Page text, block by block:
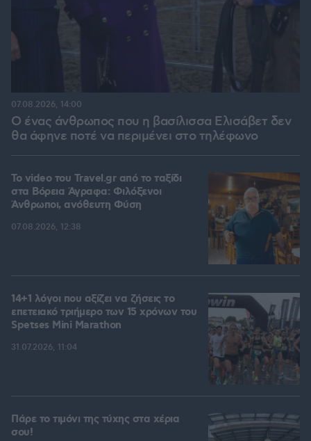
Ο ένας άνθρωπος που η βασίλισσα Ελισάβετ δεν
θα άφηνε ποτέ να περιμένει στο τηλέφωνο
07.08.2026, 14:00
To video του Travel.gr από το ταξίδι
στα Βόρεια Άγραφα: Φιλόξενοι
Άνθρωποι, ανόθευτη Φύση
07.08.2026, 12:38
14+1 λόγοι που αξίζει να ζήσεις το
επετειακό τριήμερο των 15 χρόνων του
Spetses Mini Marathon
31.07.2026, 11:04
Πάρε το τιμόνι της τύχης στα χέρια
σου!